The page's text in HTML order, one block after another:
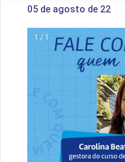
05 de agosto de 22
1 / 1